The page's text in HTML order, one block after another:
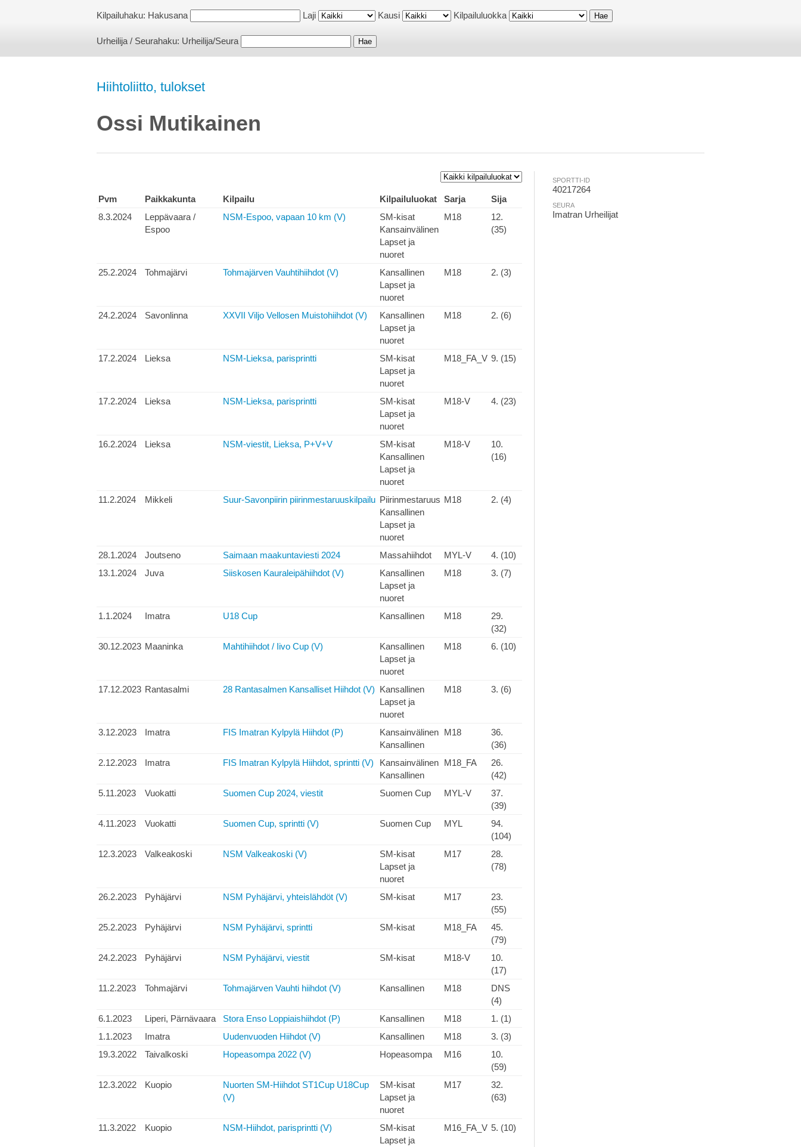
Kilpailuhaku: Hakusana Laji Kausi Kilpailuluokka
Urheilija / Seurahaku: Urheilija/Seura
Hiihtoliitto, tulokset
Ossi Mutikainen
Pvm Paikkakunta Kilpailu Kilpailuluokat Sarja
Sija
8.3.2024
Leppävaara /
Espoo
NSM-Espoo, vapaan 10 km (V)
SM-kisat
Kansainvälinen
Lapset ja
nuoret
M18
12.
(35)
25.2.2024 Tohmajärvi Tohmajärven Vauhtihiihdot (V)
Kansallinen
Lapset ja
nuoret
M18 2. (3)
24.2.2024 Savonlinna XXVII Viljo Vellosen Muistohiihdot (V)
Kansallinen
Lapset ja
nuoret
M18 2. (6)
17.2.2024 Lieksa NSM-Lieksa, parisprintti
SM-kisat
Lapset ja
nuoret
M18_FA_V 9. (15)
17.2.2024 Lieksa NSM-Lieksa, parisprintti
SM-kisat
Lapset ja
nuoret
M18-V 4. (23)
16.2.2024 Lieksa NSM-viestit, Lieksa, P+V+V
SM-kisat
Kansallinen
Lapset ja
nuoret
M18-V
10.
(16)
11.2.2024 Mikkeli Suur-Savonpiirin piirinmestaruuskilpailu Piirinmestaruus
Kansallinen
Lapset ja
nuoret
M18 2. (4)
28.1.2024 Joutseno Saimaan maakuntaviesti 2024 Massahiihdot MYL-V
4. (10)
13.1.2024
Juva Siiskosen Kauraleipähiihdot (V)
Kansallinen
Lapset ja
nuoret
M18 3. (7)
1.1.2024 Imatra U18 Cup Kansallinen M18
29.
(32)
30.12.2023 Maaninka Mahtihiihdot / Iivo Cup (V)
Kansallinen
Lapset ja
nuoret
M18 6. (10)
17.12.2023 Rantasalmi 28 Rantasalmen Kansalliset Hiihdot (V) Kansallinen
Lapset ja
nuoret
M18 3. (6)
3.12.2023 Imatra FIS Imatran Kylpylä Hiihdot (P)
Kansainvälinen
Kansallinen
M18
36.
(36)
2.12.2023
Imatra FIS Imatran Kylpylä Hiihdot, sprintti (V)
Kansainvälinen
Kansallinen
M18_FA
26.
(42)
5.11.2023
Vuokatti Suomen Cup 2024, viestit Suomen Cup MYL-V
37.
(39)
4.11.2023
Vuokatti Suomen Cup, sprintti (V) Suomen Cup MYL
94.
(104)
12.3.2023
Valkeakoski NSM Valkeakoski (V)
SM-kisat
Lapset ja
nuoret
M17
28.
(78)
26.2.2023 Pyhäjärvi NSM Pyhäjärvi, yhteislähdöt (V) SM-kisat M17
23.
(55)
25.2.2023
Pyhäjärvi NSM Pyhäjärvi, sprintti SM-kisat M18_FA
45.
(79)
24.2.2023
Pyhäjärvi NSM Pyhäjärvi, viestit SM-kisat M18-V
10.
(17)
11.2.2023
Tohmajärvi Tohmajärven Vauhti hiihdot (V) Kansallinen M18
DNS
(4)
6.1.2023
Liperi, Pärnävaara Stora Enso Loppiaishiihdot (P) Kansallinen M18
1. (1)
1.1.2023
Imatra Uudenvuoden Hiihdot (V) Kansallinen M18
3. (3)
19.3.2022
Taivalkoski Hopeasompa 2022 (V) Hopeasompa M16
10.
(59)
12.3.2022
Kuopio
Nuorten SM-Hiihdot ST1Cup U18Cup
(V)
SM-kisat
Lapset ja
nuoret
M17
32.
(63)
11.3.2022 Kuopio NSM-Hiihdot, parisprintti (V)
SM-kisat
Lapset ja
M16_FA_V 5. (10)
SPORTTI-ID
40217264
SEURA
Imatran Urheilijat